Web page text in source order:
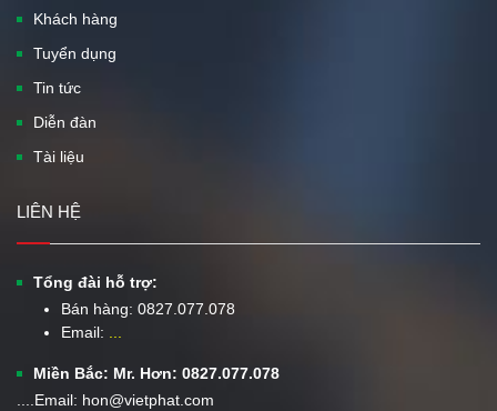
Khách hàng
Tuyển dụng
Tin tức
Diễn đàn
Tài liệu
LIÊN HỆ
Tổng đài hỗ trợ:
Bán hàng: 0827.077.078
Email:
Miền Bắc: Mr. Hơn: 0827.077.078
....Email: hon@vietphat.com